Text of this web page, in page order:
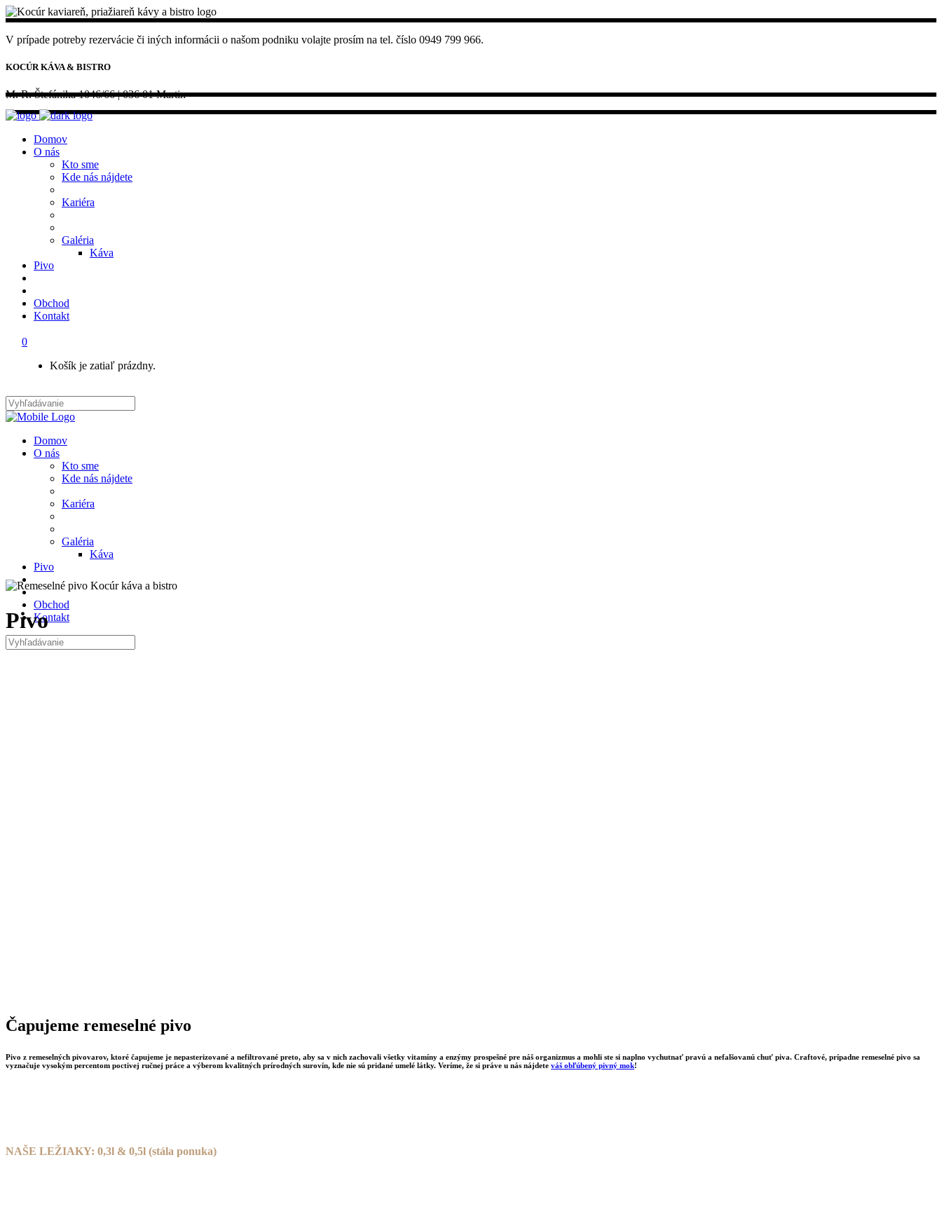
V prípade potreby rezervácie či iných informácii o našom podniku volajte prosím na tel. číslo 0949 799 966.
KOCÚR KÁVA & BISTRO
M. R. Štefánika 1046/66 | 036 01 Martin
Domov
O nás
Kto sme
Kde nás nájdete
Kariéra
Galéria
Káva
Pivo
Obchod
Kontakt
0
Košík je zatiaľ prázdny.
Domov
O nás
Kto sme
Kde nás nájdete
Kariéra
Galéria
Káva
Pivo
Obchod
Kontakt
Pivo
Čapujeme remeselné pivo
Pivo z remeselných pivovarov, ktoré čapujeme je nepasterizované a nefiltrované preto, aby sa v nich zachovali všetky vitamíny a enzýmy prospešné pre náš organizmus a mohli ste si naplno vychutnať pravú a nefalšovanú chuť piva. Craftové, prípadne remeselné pivo sa
vyznačuje vysokým percentom poctivej ručnej práce a výberom kvalitných prírodných surovín, kde nie sú pridané umelé látky. Veríme, že si práve u nás nájdete váš obľúbený pivný mok!
NAŠE LEŽIAKY: 0,3l & 0,5l (stála ponuka)